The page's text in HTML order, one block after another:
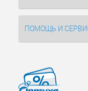
ПОМОЩЬ И